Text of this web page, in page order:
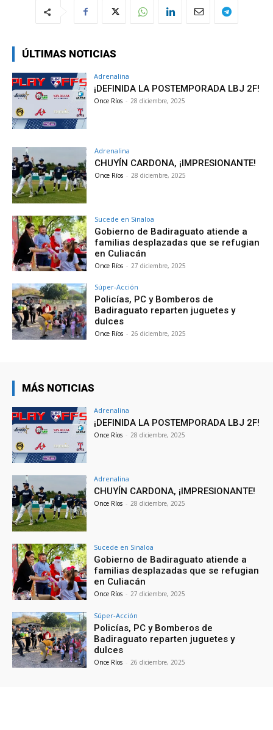
ÚLTIMAS NOTICIAS
Adrenalina
¡DEFINIDA LA POSTEMPORADA LBJ 2F!
Once Ríos - 28 diciembre, 2025
Adrenalina
CHUYÍN CARDONA, ¡IMPRESIONANTE!
Once Ríos - 28 diciembre, 2025
Sucede en Sinaloa
Gobierno de Badiraguato atiende a
familias desplazadas que se refugian
en Culiacán
Once Ríos - 27 diciembre, 2025
Súper-Acción
Policías, PC y Bomberos de
Badiraguato reparten juguetes y
dulces
Once Ríos - 26 diciembre, 2025
MÁS NOTICIAS
Adrenalina
¡DEFINIDA LA POSTEMPORADA LBJ 2F!
Once Ríos - 28 diciembre, 2025
Adrenalina
CHUYÍN CARDONA, ¡IMPRESIONANTE!
Once Ríos - 28 diciembre, 2025
Sucede en Sinaloa
Gobierno de Badiraguato atiende a
familias desplazadas que se refugian
en Culiacán
Once Ríos - 27 diciembre, 2025
Súper-Acción
Policías, PC y Bomberos de
Badiraguato reparten juguetes y
dulces
Once Ríos - 26 diciembre, 2025